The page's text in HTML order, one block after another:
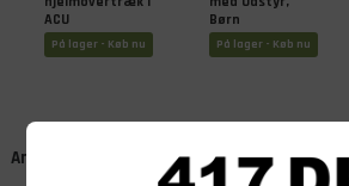
ACU
Camouflage,
Børn
På lager - Køb nu
Børn
På lager - Køb nu
Andre kunder købte også